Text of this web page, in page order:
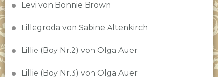
Levi von Bonnie Brown
Lillegroda von Sabine Altenkirch
Lillie (Boy Nr.2) von Olga Auer
Lillie (Boy Nr.3) von Olga Auer